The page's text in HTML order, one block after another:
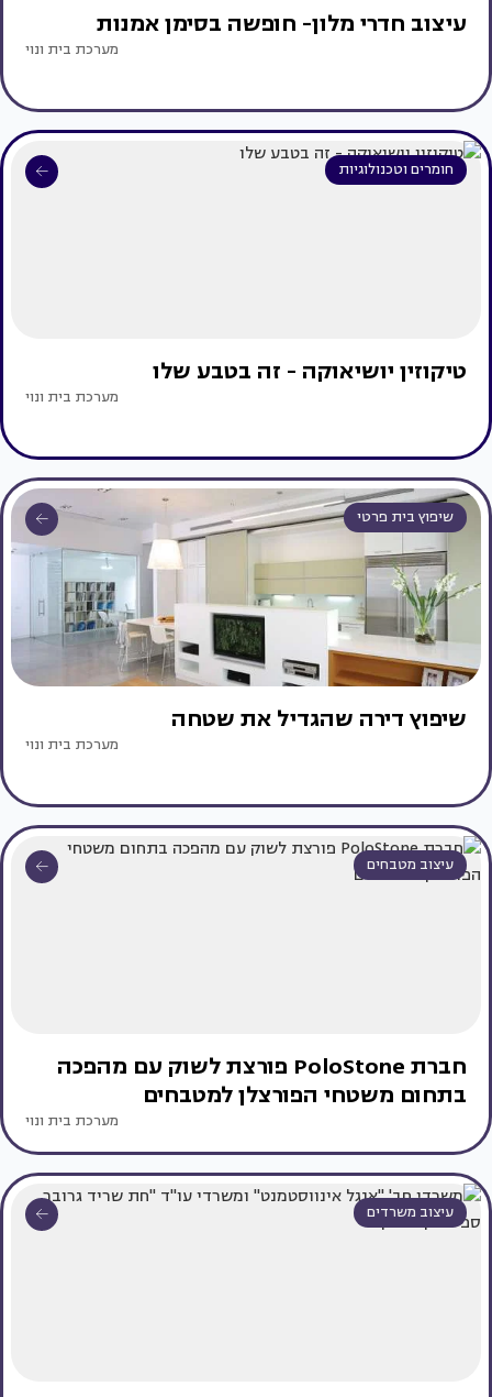
עיצוב חדרי מלון- חופשה בסימן אמנות
מערכת בית ונוי
חומרים וטכנולוגיות
טיקוזין יושיאוקה - זה בטבע שלו
מערכת בית ונוי
שיפוץ בית פרטי
שיפוץ דירה שהגדיל את שטחה
מערכת בית ונוי
עיצוב מטבחים
חברת PoloStone פורצת לשוק עם מהפכה
בתחום משטחי הפורצלן למטבחים
מערכת בית ונוי
עיצוב משרדים